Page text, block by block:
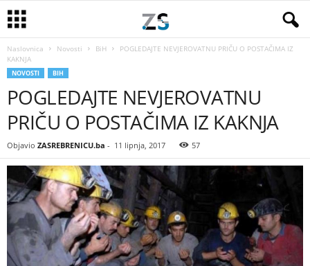
Naslovnica Novosti BiH
POGLEDAJTE NEVJEROVATNU PRIČU O POSTAČIMA IZ
KAKNJA
NOVOSTI BIH
POGLEDAJTE NEVJEROVATNU
PRIČU O POSTAČIMA IZ KAKNJA
Objavio ZASREBRENICU.ba - 11 lipnja, 2017 57